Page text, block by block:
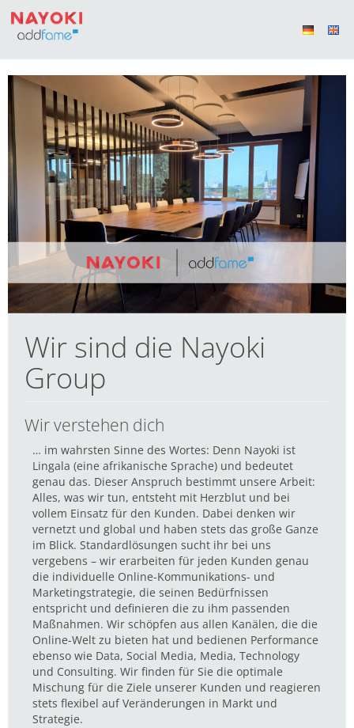
Wir sind die Nayoki
Group
Wir verstehen dich
… im wahrsten Sinne des Wortes: Denn Nayoki ist
Lingala (eine afrikanische Sprache) und bedeutet
genau das. Dieser Anspruch bestimmt unsere Arbeit:
Alles, was wir tun, entsteht mit Herzblut und bei
vollem Einsatz für den Kunden. Dabei denken wir
vernetzt und global und haben stets das große Ganze
im Blick. Standardlösungen sucht ihr bei uns
vergebens – wir erarbeiten für jeden Kunden genau
die individuelle Online-Kommunikations- und
Marketingstrategie, die seinen Bedürfnissen
entspricht und definieren die zu ihm passenden
Maßnahmen. Wir schöpfen aus allen Kanälen, die die
Online-Welt zu bieten hat und bedienen Performance
ebenso wie Data, Social Media, Media, Technology
und Consulting. Wir finden für Sie die optimale
Mischung für die Ziele unserer Kunden und reagieren
stets flexibel auf Veränderungen in Markt und
Strategie.